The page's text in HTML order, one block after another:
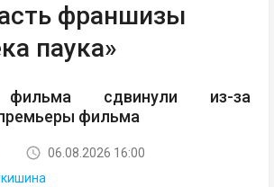
франшизы
паука»
фильма сдвинули из-за
фильма
06.08.2026 16:00